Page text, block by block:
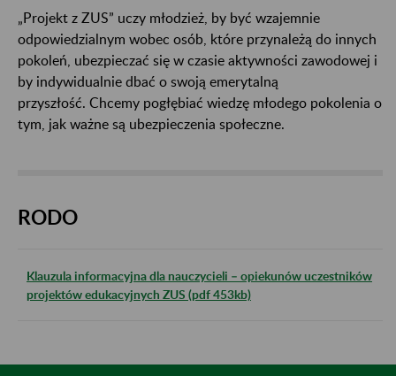
„Projekt z ZUS” uczy młodzież, by być wzajemnie
odpowiedzialnym wobec osób, które przynależą do innych
pokoleń, ubezpieczać się w czasie aktywności zawodowej i
by indywidualnie dbać o swoją emerytalną
przyszłość. Chcemy pogłębiać wiedzę młodego pokolenia o
tym, jak ważne są ubezpieczenia społeczne.
RODO
Klauzula informacyjna dla nauczycieli – opiekunów uczestników
projektów edukacyjnych ZUS (pdf 453kb)